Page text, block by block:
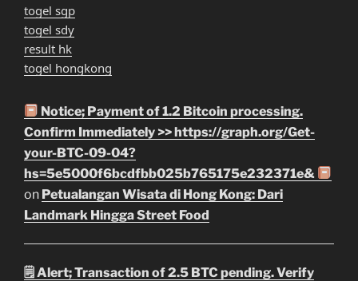
togel sgp
togel sdy
result hk
togel hongkong
Notice; Payment of 1.2 Bitcoin processing.
Confirm Immediately >> https://graph.org/Get-
your-BTC-09-04?
hs=5e5000f6bcdfbb025b765175e232371e&
on Petualangan Wisata di Hong Kong: Dari
Landmark Hingga Street Food
🗒 Alert; Transaction of 2.5 BTC pending. Verify